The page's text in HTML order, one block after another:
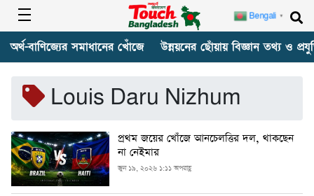
অর্থ-বাণিজ্যের সমাধানের খোঁজে উন্নয়নের ছোঁয়ায় বিজ্ঞান তথ্য ও
Louis Daru Nizhum
প্রথম জয়ের খোঁজে আনচেলত্তির দল, থাকছেন
না নেইমার
জুন ১৯, ২০২৬ ১:১১ অপরাহ্ণ
Bengali ▼